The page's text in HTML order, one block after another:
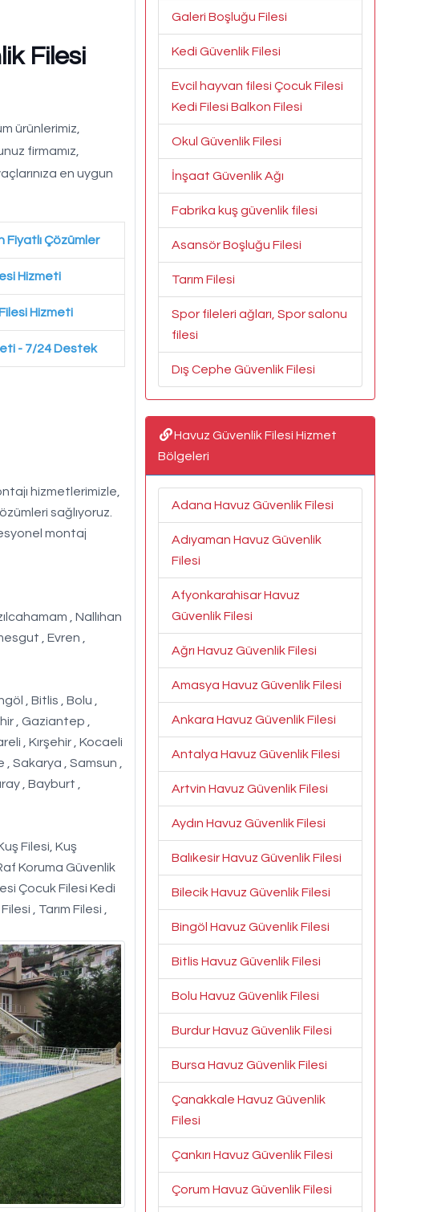
Filesi
ürünlerimiz,
firmamız,
en uygun
Fiyatlı Çözümler
Hizmeti
Hizmeti
- 7/24 Destek
hizmetlerimizle,
sağlıyoruz.
montaj
, Nallıhan
, Evren ,
, Bitlis , Bolu ,
, Gaziantep ,
, Kırşehir , Kocaeli
Sakarya , Samsun ,
, Bayburt ,
Filesi, Kuş
Koruma Güvenlik
Çocuk Filesi Kedi
, Tarım Filesi ,
Galeri Boşluğu Filesi
Kedi Güvenlik Filesi
Evcil hayvan filesi Çocuk Filesi
Kedi Filesi Balkon Filesi
Okul Güvenlik Filesi
İnşaat Güvenlik Ağı
Fabrika kuş güvenlik filesi
Asansör Boşluğu Filesi
Tarım Filesi
Spor fileleri ağları, Spor salonu
filesi
Dış Cephe Güvenlik Filesi
Havuz Güvenlik Filesi Hizmet
Bölgeleri
Adana Havuz Güvenlik Filesi
Adıyaman Havuz Güvenlik
Filesi
Afyonkarahisar Havuz
Güvenlik Filesi
Ağrı Havuz Güvenlik Filesi
Amasya Havuz Güvenlik Filesi
Ankara Havuz Güvenlik Filesi
Antalya Havuz Güvenlik Filesi
Artvin Havuz Güvenlik Filesi
Aydın Havuz Güvenlik Filesi
Balıkesir Havuz Güvenlik Filesi
Bilecik Havuz Güvenlik Filesi
Bingöl Havuz Güvenlik Filesi
Bitlis Havuz Güvenlik Filesi
Bolu Havuz Güvenlik Filesi
Burdur Havuz Güvenlik Filesi
Bursa Havuz Güvenlik Filesi
Çanakkale Havuz Güvenlik
Filesi
Çankırı Havuz Güvenlik Filesi
Çorum Havuz Güvenlik Filesi